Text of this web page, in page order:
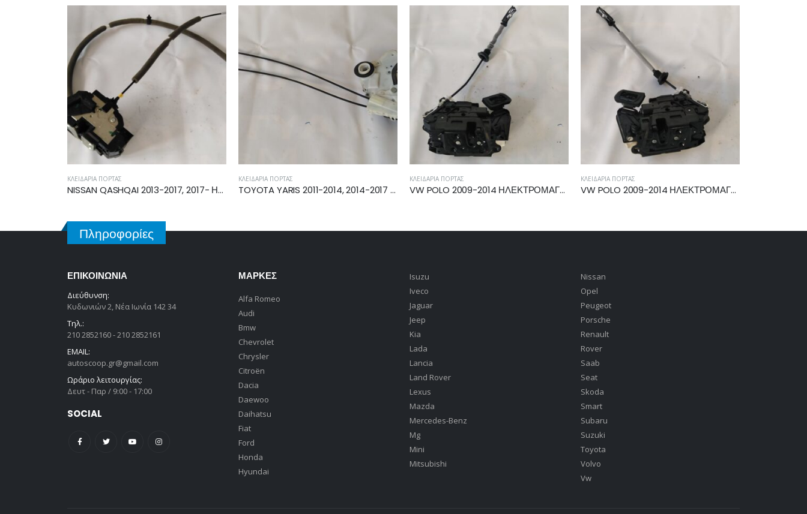
ΚΛΕΙΔΑΡΙΆ ΠΌΡΤΑΣ
TOYOTA YARIS 2011-2014, 2014-2017 ΗΛΕΚΤΡΟΜΑΓΝΗΤΙΚΗ ΚΛΕΙΔΑΡΙΑ ΕΜΠΡΟΣ ΔΕΞΙΑ U3111130F1
ΚΛΕΙΔΑΡΙΆ ΠΌΡΤΑΣ
VW POLO 2009-2014 ΗΛΕΚΤΡΟΜΑΓΝΗΤΙΚΗ ΚΛΕΙΔΑΡΙΑ ΠΙΣΩ ΔΕΞΙΑ 5K4839016F
ΚΛΕΙΔΑΡΙΆ ΠΌΡΤΑΣ
VW POLO 2009-2014 ΗΛΕΚΤΡΟΜΑΓΝΗΤΙΚΗ ΚΛΕΙΔΑΡΙΑ ΠΙΣΩ ΑΡΙΣΤΕΡΗ 5K4839015F
ΚΛΕΙΔΑΡΙΆ ΠΌΡΤΑΣ
MERCEDES E CLASS (W212) 2009-2013 ΗΛΕΚΤΡΟΜΑΓΝΗΤΙΚΗ ΚΛΕΙΔΑΡΙΑ ΠΙΣΩ ΑΡΙΣΤΕΡΗ A0997300535
Πληροφορίες
ΕΠΙΚΟΙΝΩΝΊΑ
Διεύθυνση:
Κυδωνιών 2, Νέα Ιωνία 142 34
Τηλ.:
210 2852160 - 210 2852161
EMAIL:
autoscoop.gr@gmail.com
Ωράριο λειτουργίας:
Δευτ - Παρ / 9:00 - 17:00
SOCIAL
ΜΆΡΚΕΣ
Alfa Romeo
Audi
Bmw
Chevrolet
Chrysler
Citroën
Dacia
Daewoo
Daihatsu
Fiat
Ford
Honda
Hyundai
Isuzu
Iveco
Jaguar
Jeep
Kia
Lada
Lancia
Land Rover
Lexus
Mazda
Mercedes-Benz
Mg
Mini
Mitsubishi
Nissan
Opel
Peugeot
Porsche
Renault
Rover
Saab
Seat
Skoda
Smart
Subaru
Suzuki
Toyota
Volvo
Vw